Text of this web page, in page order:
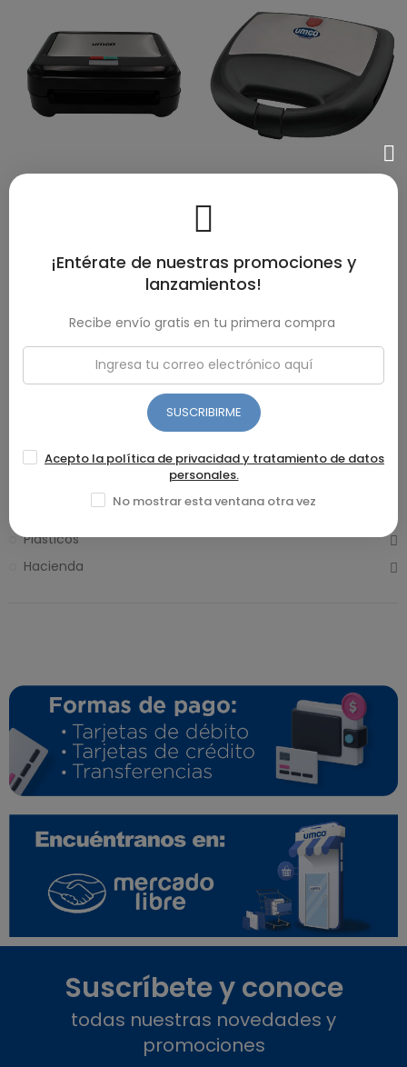
750W | Placas Antiadherentes
$ 28,42
Eléctricos
Línea blanca
Plásticos
Hacienda
Suscríbete y conoce
todas nuestras novedades y
promociones
¡Entérate de nuestras promociones y
lanzamientos!
Recibe envío gratis en tu primera compra
SUSCRIBIRME
Acepto la política de privacidad y tratamiento de datos
personales.
No mostrar esta ventana otra vez